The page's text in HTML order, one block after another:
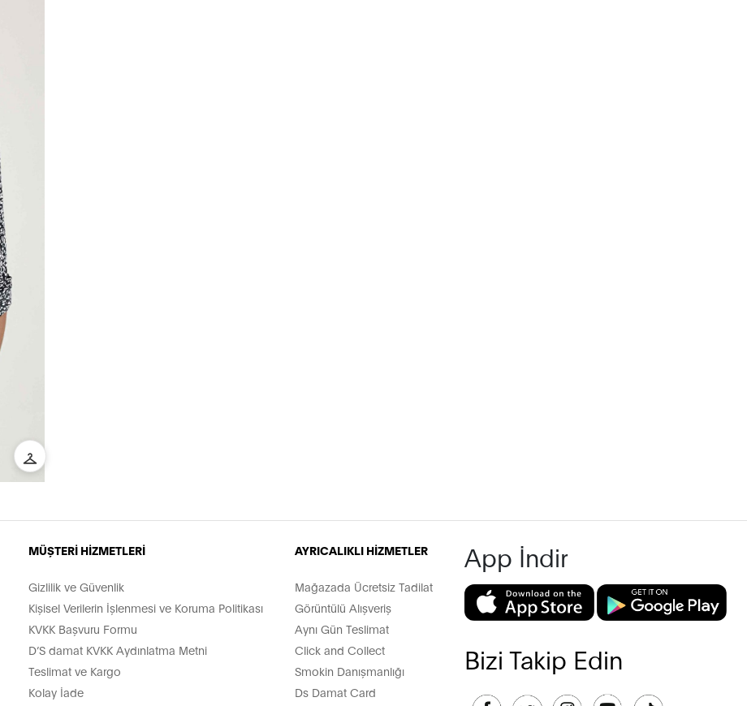
MÜŞTERİ HİZMETLERİ
Gizlilik ve Güvenlik
Kişisel Verilerin İşlenmesi ve Koruma Politikası
KVKK Başvuru Formu
D’S damat KVKK Aydınlatma Metni
Teslimat ve Kargo
Kolay İade
AYRICALIKLI HİZMETLER
Mağazada Ücretsiz Tadilat
Görüntülü Alışveriş
Aynı Gün Teslimat
Click and Collect
Smokin Danışmanlığı
Ds Damat Card
App İndir
Bizi Takip Edin